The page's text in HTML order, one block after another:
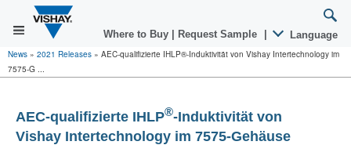
Where to Buy Request Sample Language
News » 2021 Releases » AEC-qualifizierte IHLP®-Induktivität von Vishay Intertechnology im
7575-G ...
AEC-qualifizierte IHLP®-Induktivität von
Vishay Intertechnology im 7575-Gehäuse